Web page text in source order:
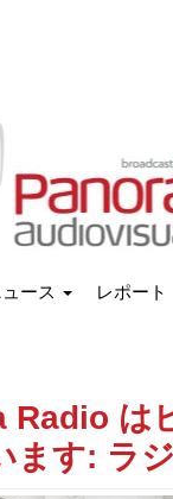
ース レポート
Radio は
ます: ラ